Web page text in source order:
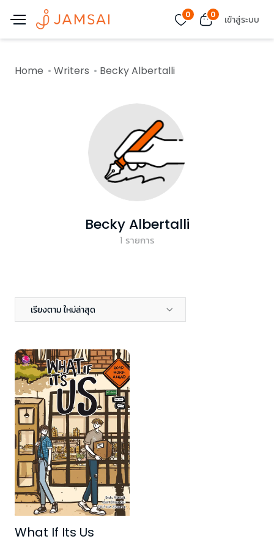
0 0 เข้าสู่ระบบ
Home Writers Becky Albertalli
Becky Albertalli
1 รายการ
เรียงตาม ใหม่ล่าสุด
What If Its Us